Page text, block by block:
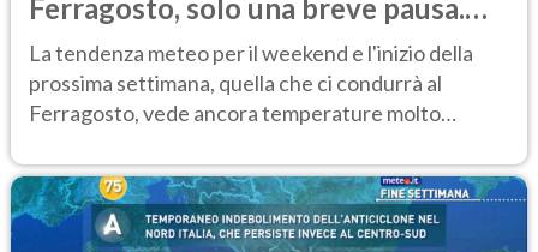
Ferragosto, solo una breve pausa.
Ecco dove
La tendenza meteo per il weekend e l'inizio della
prossima settimana, quella che ci condurrà al
Ferragosto, vede ancora temperature molto